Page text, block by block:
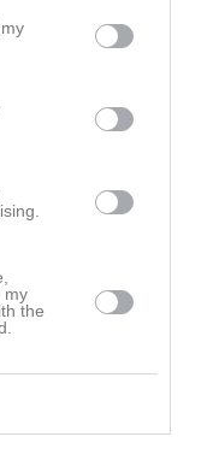
my
the